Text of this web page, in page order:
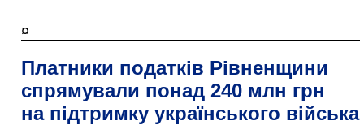
¤
Платники податків Рівненщини
спрямували понад 240 млн грн
на підтримку українського війська